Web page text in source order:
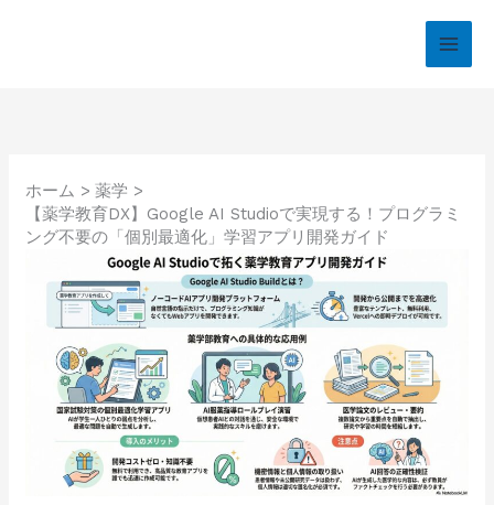
ホーム
薬学
【薬学教育DX】Google AI Studioで実現する！プログラミ
ング不要の「個別最適化」学習アプリ開発ガイド